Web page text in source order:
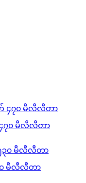
၄၇၀ မီလီလီတာ
၃၀ မီလီလီတာ